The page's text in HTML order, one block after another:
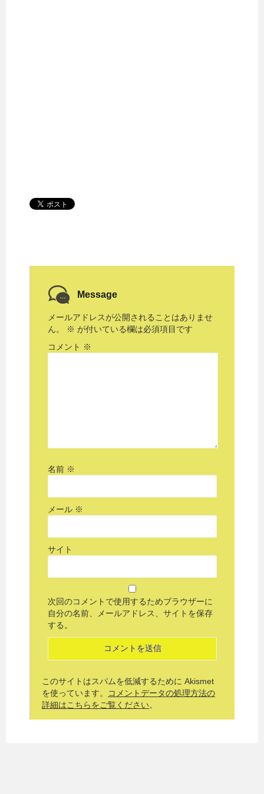
Message
メールアドレスが公開されることはありませ
ん。
※ が付いている欄は必須項目です
コメント ※
名前 ※
メール ※
サイト
次回のコメントで使用するためブラウザーに
自分の名前、メールアドレス、サイトを保存
する。
このサイトはスパムを低減するために Akismet
を使っています。
コメントデータの処理方法の
詳細はこちらをご覧ください。